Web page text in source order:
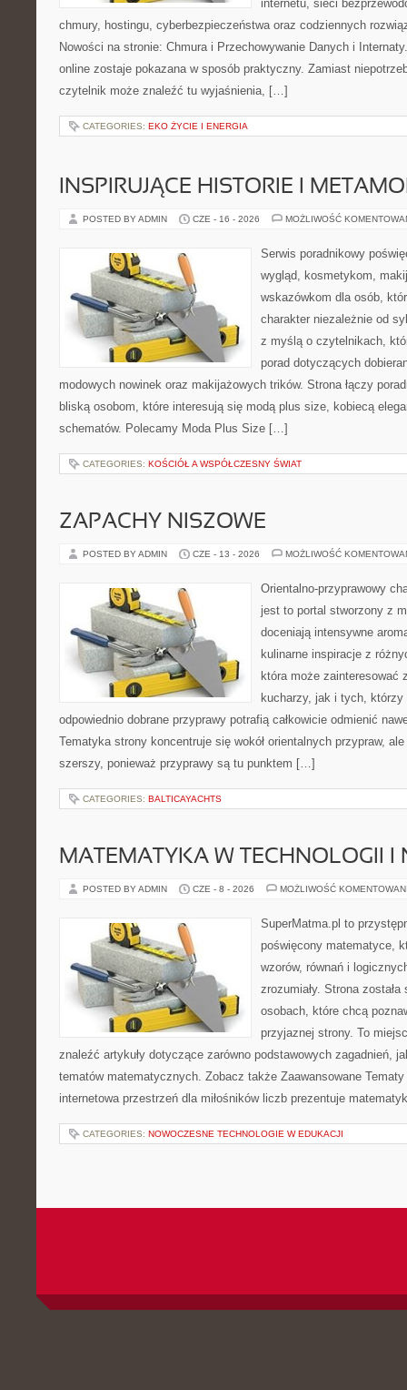
internetu, sieci
chmury, hostingu, cyberbezpieczeństwa oraz codziennych
Nowości na stronie: Chmura i Przechowywanie Danych i
online zostaje pokazana w sposób praktyczny. Zamiast
czytelnik może znaleźć tu wyjaśnienia, […]
CATEGORIES: EKO ŻYCIE I ENERGIA
INSPIRUJĄCE HISTORIE I
POSTED BY ADMIN CZE - 16 - 2026 MOŻLIWOŚĆ
Serwis poradnikowy
wygląd, kosmetykom,
wskazówkom dla osób,
charakter niezależnie od
z myślą o czytelnikach,
porad dotyczących
modowych nowinek oraz makijażowych trików. Strona łączy
bliską osobom, które interesują się modą plus size, kobiecą
schematów. Polecamy Moda Plus Size […]
CATEGORIES: KOŚCIÓŁ A WSPÓŁCZESNY ŚWIAT
ZAPACHY NISZOWE
POSTED BY ADMIN CZE - 13 - 2026 MOŻLIWOŚĆ
Orientalno-przyprawowy
jest to portal stworzony z
doceniają intensywne
kulinarne inspiracje z
która może zainteresować
kucharzy, jak i tych, którzy
odpowiednio dobrane przyprawy potrafią całkowicie odmienić
Tematyka strony koncentruje się wokół orientalnych przypraw,
szerszy, ponieważ przyprawy są tu punktem […]
CATEGORIES: BALTICAYACHTS
MATEMATYKA W TECHNOLOGII I
POSTED BY ADMIN CZE - 8 - 2026 MOŻLIWOŚĆ
SuperMatma.pl to
poświęcony matematyce,
wzorów, równań i
zrozumiały. Strona
osobach, które chcą
przyjaznej strony. To
znaleźć artykuły dotyczące zarówno podstawowych zagadnień,
tematów matematycznych. Zobacz także Zaawansowane
internetowa przestrzeń dla miłośników liczb prezentuje
CATEGORIES: NOWOCZESNE TECHNOLOGIE W EDUKACJI